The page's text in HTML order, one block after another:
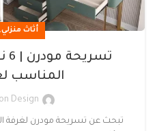
أثاث منزلي,
المناسب
Design
تبحث عن تسريحة مودرن لغرفة